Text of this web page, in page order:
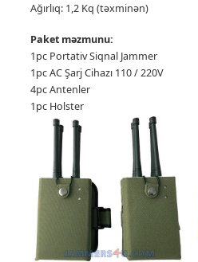
Ağırlıq: 1,2 Kq (təxminən)
Paket məzmunu:
1pc Portativ Siqnal Jammer
1pc AC Şarj Cihazı 110 / 220V
4pc Antenler
1pc Holster